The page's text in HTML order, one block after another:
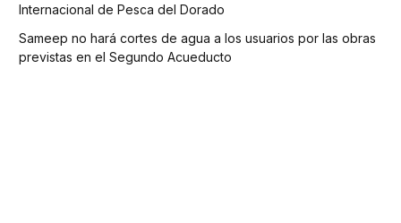
Internacional de Pesca del Dorado
Sameep no hará cortes de agua a los usuarios por las obras
previstas en el Segundo Acueducto